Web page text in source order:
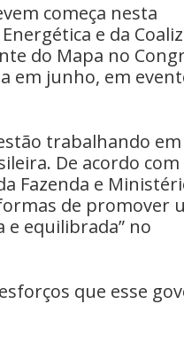
começa nesta
e da
do Mapa no
em junho, em
trabalhando
De acordo com
Fazenda e
de promover
e equilibrada” no
que esse